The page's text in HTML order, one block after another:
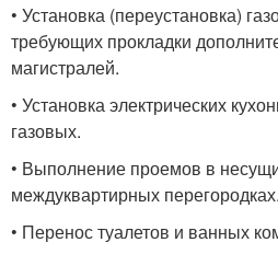
• Установка (переустановка)
требующих прокладки
магистралей.
• Установка электрических
газовых.
• Выполнение проемов в
междуквартирных перегородках.
• Перенос туалетов и ванных